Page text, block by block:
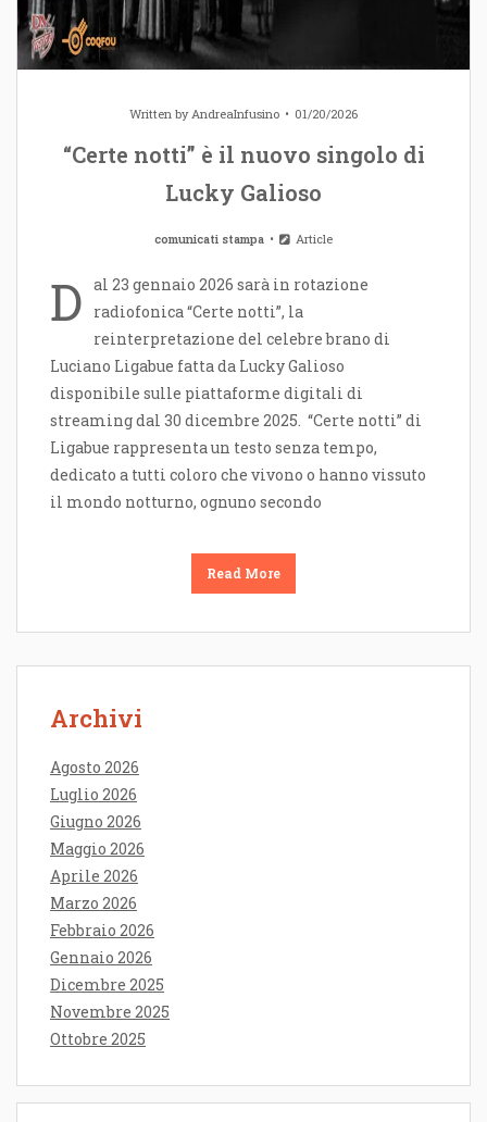
Written byAndreaInfusino 01/20/2026
“Certe notti” è il nuovo singolo di
Lucky Galioso
comunicati stampa Article
D al 23 gennaio 2026 sarà in rotazione
radiofonica “Certe notti”, la
reinterpretazione del celebre brano di
Luciano Ligabue fatta da Lucky Galioso
disponibile sulle piattaforme digitali di
streaming dal 30 dicembre 2025. “Certe notti” di
Ligabue rappresenta un testo senza tempo,
dedicato a tutti coloro che vivono o hanno vissuto
il mondo notturno, ognuno secondo
Read More
Archivi
Agosto 2026
Luglio 2026
Giugno 2026
Maggio 2026
Aprile 2026
Marzo 2026
Febbraio 2026
Gennaio 2026
Dicembre 2025
Novembre 2025
Ottobre 2025